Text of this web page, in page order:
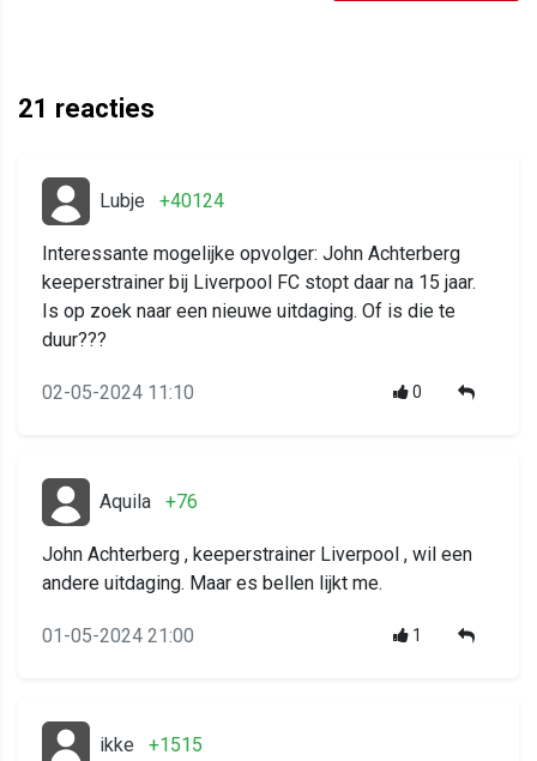
21 reacties
Lubje +40124
Interessante mogelijke opvolger: John Achterberg
keeperstrainer bij Liverpool FC stopt daar na 15 jaar.
Is op zoek naar een nieuwe uitdaging. Of is die te
duur???
02-05-2024 11:10 0
Aquila +76
John Achterberg , keeperstrainer Liverpool , wil een
andere uitdaging. Maar es bellen lijkt me.
01-05-2024 21:00 1
ikke +1515